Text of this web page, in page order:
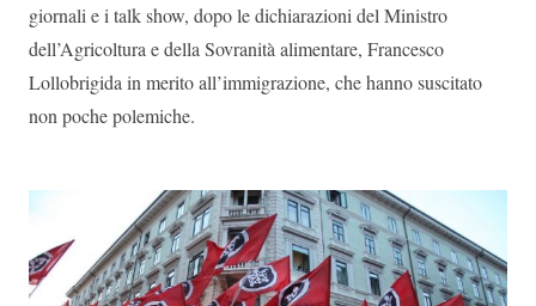
giornali e i talk show, dopo le dichiarazioni del Ministro
dell’Agricoltura e della Sovranità alimentare, Francesco
Lollobrigida in merito all’immigrazione, che hanno suscitato
non poche polemiche.